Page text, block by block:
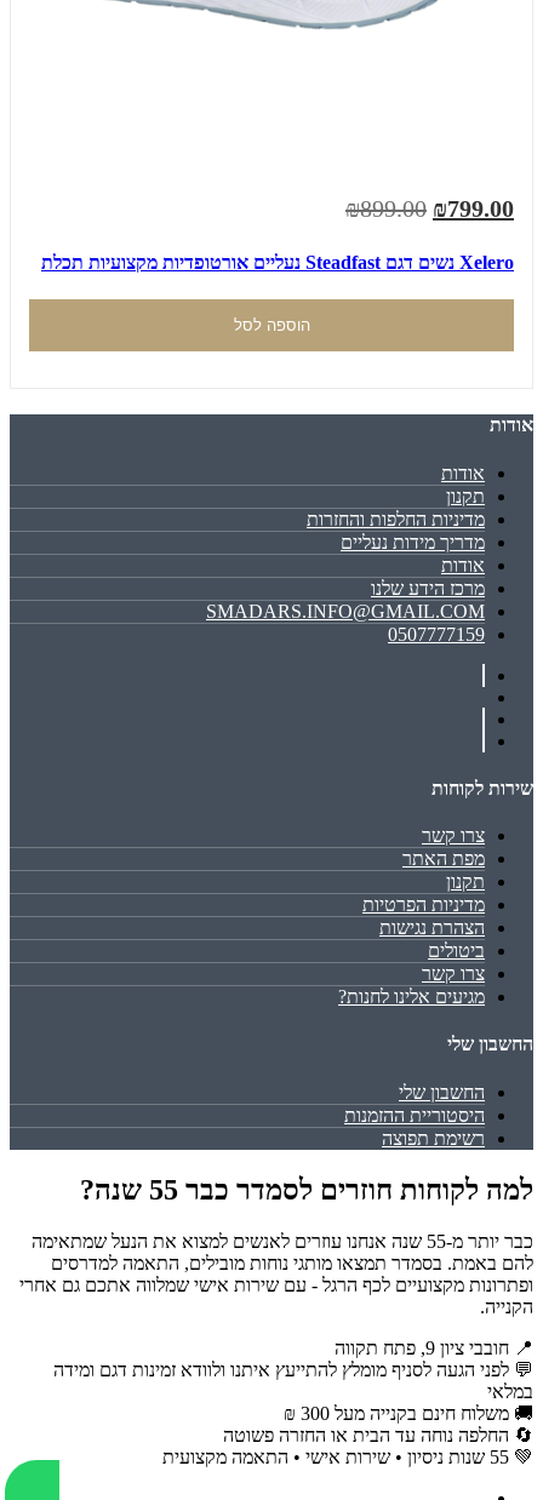
₪799.00
₪899.00
Xelero נשים דגם Steadfast נעליים אורטופדיות מקצועיות תכלת
הוספה לסל
אודות
אודות
תקנון
מדיניות החלפות והחזרות
מדריך מידות נעליים
אודות
מרכז הידע שלנו
SMADARS.INFO@GMAIL.COM
0507777159
שירות לקוחות
צרו קשר
מפת האתר
תקנון
מדיניות הפרטיות
הצהרת נגישות
ביטולים
צרו קשר
מגיעים אלינו לחנות?
החשבון שלי
החשבון שלי
היסטוריית ההזמנות
רשימת תפוצה
למה לקוחות חוזרים לסמדר כבר 55 שנה?
כבר יותר מ-55 שנה אנחנו עוזרים לאנשים למצוא את הנעל שמתאימה
להם באמת. בסמדר תמצאו מותגי נוחות מובילים, התאמה למדרסים
ופתרונות מקצועיים לכף הרגל - עם שירות אישי שמלווה אתכם גם אחרי
הקנייה.
📍 חובבי ציון 9, פתח תקווה
💬 לפני הגעה לסניף מומלץ להתייעץ איתנו ולוודא זמינות דגם ומידה
במלאי
🚚 משלוח חינם בקנייה מעל 300 ₪
🔄 החלפה נוחה עד הבית או החזרה פשוטה
💚 55 שנות ניסיון • שירות אישי • התאמה מקצועית